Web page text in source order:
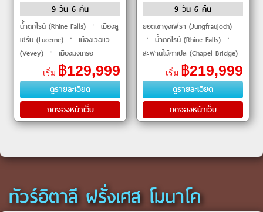
9 วัน 6 คืน
น้ำตกไรน์ (Rhine Falls) ㆍ เมืองลู
เซิร์น (Lucerne) ㆍ เมืองเวอแว
(Vevey) ㆍ เมืองมงเทรอ
(Montreux) ㆍ Glacier 3000
(Glacier 3000) ㆍ อินเทอร์ลาเคน
(Interlaken) ㆍ ยอดเขา�
เริ่ม ฿129,999
ดูรายละเอียด
กดจองหน้าเว็บ
9 วัน 6 คืน
ยอดเขาจุงเฟรา (Jungfraujoch)
ㆍ น้ำตกไรน์ (Rhine Falls) ㆍ
สะพานไม้คาเปล (Chapel Bridge)
ㆍ พระราชวังแวร์ซาย (Palace of
Versailles) ㆍ ล่องเรือแม่น้ำแซน
(Seine
เริ่ม ฿219,999
ดูรายละเอียด
กดจองหน้าเว็บ
ทัวร์อิตาลี ฝรั่งเศส โมนาโค